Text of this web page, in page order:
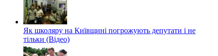
Як школяру на Київщині погрожують депутати і не
тільки (Відео)